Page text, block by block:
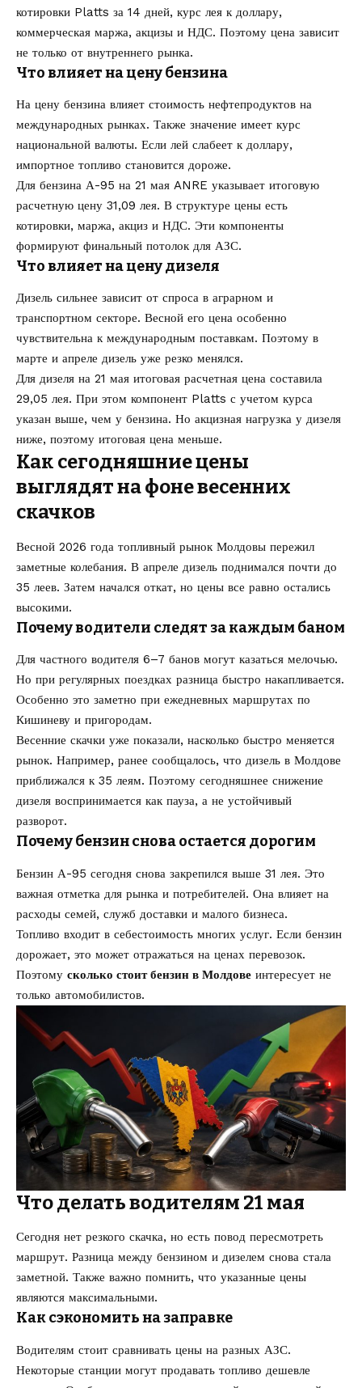
котировки Platts за 14 дней, курс лея к доллару,
коммерческая маржа, акцизы и НДС. Поэтому цена зависит
не только от внутреннего рынка.
Что влияет на цену бензина
На цену бензина влияет стоимость нефтепродуктов на
международных рынках. Также значение имеет курс
национальной валюты. Если лей слабеет к доллару,
импортное топливо становится дороже.
Для бензина А-95 на 21 мая ANRE указывает итоговую
расчетную цену 31,09 лея. В структуре цены есть
котировки, маржа, акциз и НДС. Эти компоненты
формируют финальный потолок для АЗС.
Что влияет на цену дизеля
Дизель сильнее зависит от спроса в аграрном и
транспортном секторе. Весной его цена особенно
чувствительна к международным поставкам. Поэтому в
марте и апреле дизель уже резко менялся.
Для дизеля на 21 мая итоговая расчетная цена составила
29,05 лея. При этом компонент Platts с учетом курса
указан выше, чем у бензина. Но акцизная нагрузка у дизеля
ниже, поэтому итоговая цена меньше.
Как сегодняшние цены
выглядят на фоне весенних
скачков
Весной 2026 года топливный рынок Молдовы пережил
заметные колебания. В апреле дизель поднимался почти до
35 леев. Затем начался откат, но цены все равно остались
высокими.
Почему водители следят за каждым баном
Для частного водителя 6–7 банов могут казаться мелочью.
Но при регулярных поездках разница быстро накапливается.
Особенно это заметно при ежедневных маршрутах по
Кишиневу и пригородам.
Весенние скачки уже показали, насколько быстро меняется
рынок. Например, ранее сообщалось, что дизель в Молдове
приближался к 35 леям. Поэтому сегодняшнее снижение
дизеля воспринимается как пауза, а не устойчивый
разворот.
Почему бензин снова остается дорогим
Бензин А-95 сегодня снова закрепился выше 31 лея. Это
важная отметка для рынка и потребителей. Она влияет на
расходы семей, служб доставки и малого бизнеса.
Топливо входит в себестоимость многих услуг. Если бензин
дорожает, это может отражаться на ценах перевозок.
Поэтому сколько стоит бензин в Молдове интересует не
только автомобилистов.
Что делать водителям 21 мая
Сегодня нет резкого скачка, но есть повод пересмотреть
маршрут. Разница между бензином и дизелем снова стала
заметной. Также важно помнить, что указанные цены
являются максимальными.
Как сэкономить на заправке
Водителям стоит сравнивать цены на разных АЗС.
Некоторые станции могут продавать топливо дешевле